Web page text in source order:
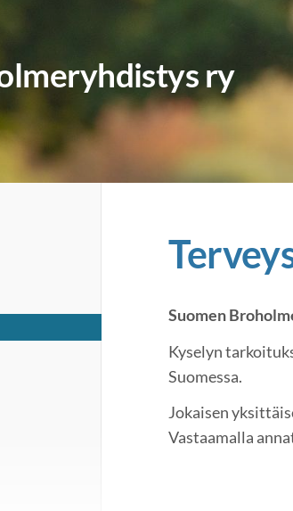
ry
Suomen
Kyselyn
Suomessa.
Jokaisen
Vastaamalla